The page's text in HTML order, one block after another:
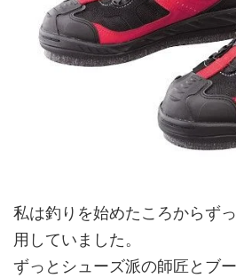
私は釣りを始めたころからず
用していました。
ずっとシューズ派の師匠とブ